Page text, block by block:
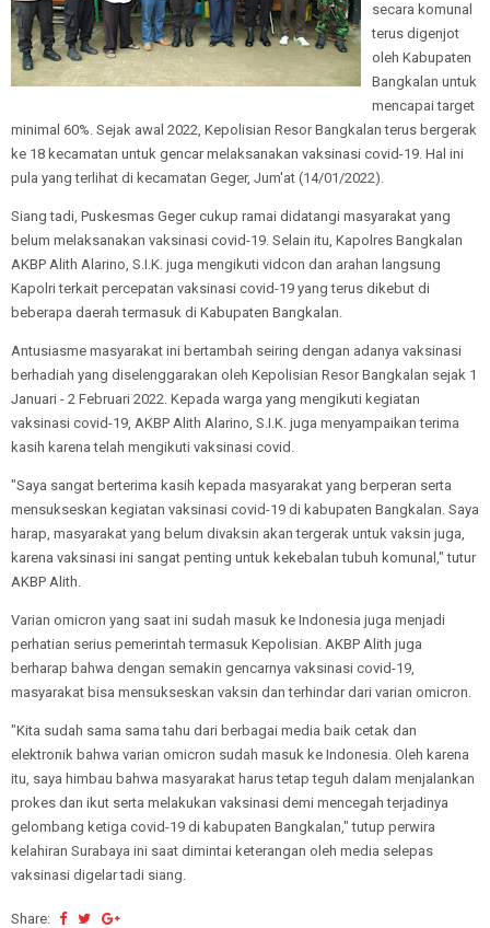
secara komunal
terus digenjot
oleh Kabupaten
Bangkalan untuk
mencapai target
minimal 60%. Sejak awal 2022, Kepolisian Resor Bangkalan terus bergerak
ke 18 kecamatan untuk gencar melaksanakan vaksinasi covid-19. Hal ini
pula yang terlihat di kecamatan Geger, Jum'at (14/01/2022).
Siang tadi, Puskesmas Geger cukup ramai didatangi masyarakat yang
belum melaksanakan vaksinasi covid-19. Selain itu, Kapolres Bangkalan
AKBP Alith Alarino, S.I.K. juga mengikuti vidcon dan arahan langsung
Kapolri terkait percepatan vaksinasi covid-19 yang terus dikebut di
beberapa daerah termasuk di Kabupaten Bangkalan.
Antusiasme masyarakat ini bertambah seiring dengan adanya vaksinasi
berhadiah yang diselenggarakan oleh Kepolisian Resor Bangkalan sejak 1
Januari - 2 Februari 2022. Kepada warga yang mengikuti kegiatan
vaksinasi covid-19, AKBP Alith Alarino, S.I.K. juga menyampaikan terima
kasih karena telah mengikuti vaksinasi covid.
"Saya sangat berterima kasih kepada masyarakat yang berperan serta
mensukseskan kegiatan vaksinasi covid-19 di kabupaten Bangkalan. Saya
harap, masyarakat yang belum divaksin akan tergerak untuk vaksin juga,
karena vaksinasi ini sangat penting untuk kekebalan tubuh komunal," tutur
AKBP Alith.
Varian omicron yang saat ini sudah masuk ke Indonesia juga menjadi
perhatian serius pemerintah termasuk Kepolisian. AKBP Alith juga
berharap bahwa dengan semakin gencarnya vaksinasi covid-19,
masyarakat bisa mensukseskan vaksin dan terhindar dari varian omicron.
"Kita sudah sama sama tahu dari berbagai media baik cetak dan
elektronik bahwa varian omicron sudah masuk ke Indonesia. Oleh karena
itu, saya himbau bahwa masyarakat harus tetap teguh dalam menjalankan
prokes dan ikut serta melakukan vaksinasi demi mencegah terjadinya
gelombang ketiga covid-19 di kabupaten Bangkalan," tutup perwira
kelahiran Surabaya ini saat dimintai keterangan oleh media selepas
vaksinasi digelar tadi siang.
Share: